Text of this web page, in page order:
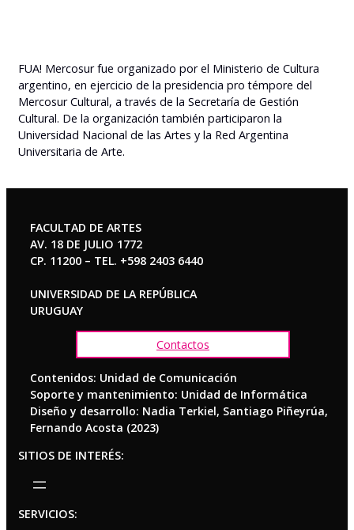
FUA! Mercosur fue organizado por el Ministerio de Cultura
argentino, en ejercicio de la presidencia pro témpore del
Mercosur Cultural, a través de la Secretaría de Gestión
Cultural. De la organización también participaron la
Universidad Nacional de las Artes y la Red Argentina
Universitaria de Arte.
FACULTAD DE ARTES
AV. 18 DE JULIO 1772
CP. 11200 – TEL. +598 2403 6440
UNIVERSIDAD DE LA REPÚBLICA
URUGUAY
Contactos
Contenidos: Unidad de Comunicación
Soporte y mantenimiento: Unidad de Informática
Diseño y desarrollo: Nadia Terkiel, Santiago Piñeyrúa,
Fernando Acosta (2023)
SITIOS DE INTERÉS:
SERVICIOS: